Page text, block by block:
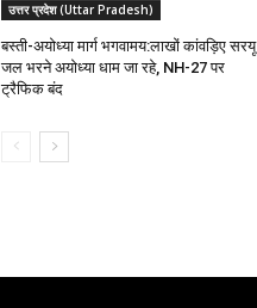
उत्तर प्रदेश (Uttar Pradesh)
बस्ती-अयोध्या मार्ग भगवामय:लाखों कांवड़िए सरयू
जल भरने अयोध्या धाम जा रहे, NH-27 पर
ट्रैफिक बंद